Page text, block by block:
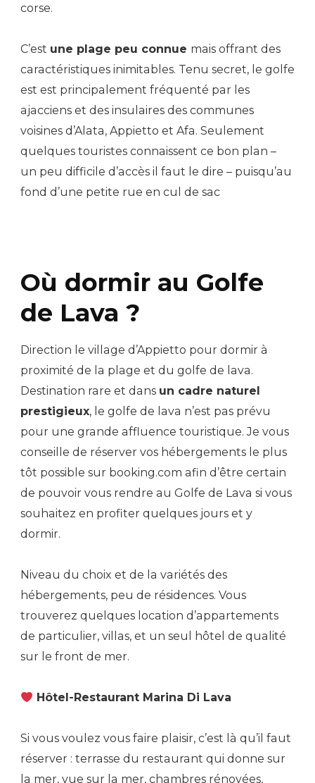
corse.
C’est une plage peu connue mais offrant des
caractéristiques inimitables. Tenu secret, le golfe
est est principalement fréquenté par les
ajacciens et des insulaires des communes
voisines d’Alata, Appietto et Afa. Seulement
quelques touristes connaissent ce bon plan –
un peu difficile d’accès il faut le dire – puisqu’au
fond d’une petite rue en cul de sac
Où dormir au Golfe
de Lava ?
Direction le village d’Appietto pour dormir à
proximité de la plage et du golfe de lava.
Destination rare et dans un cadre naturel
prestigieux, le golfe de lava n’est pas prévu
pour une grande affluence touristique. Je vous
conseille de réserver vos hébergements le plus
tôt possible sur booking.com afin d’être certain
de pouvoir vous rendre au Golfe de Lava si vous
souhaitez en profiter quelques jours et y
dormir.
Niveau du choix et de la variétés des
hébergements, peu de résidences. Vous
trouverez quelques location d’appartements
de particulier, villas, et un seul hôtel de qualité
sur le front de mer.
Hôtel-Restaurant Marina Di Lava
Si vous voulez vous faire plaisir, c’est là qu’il faut
réserver : terrasse du restaurant qui donne sur
la mer, vue sur la mer, chambres rénovées,